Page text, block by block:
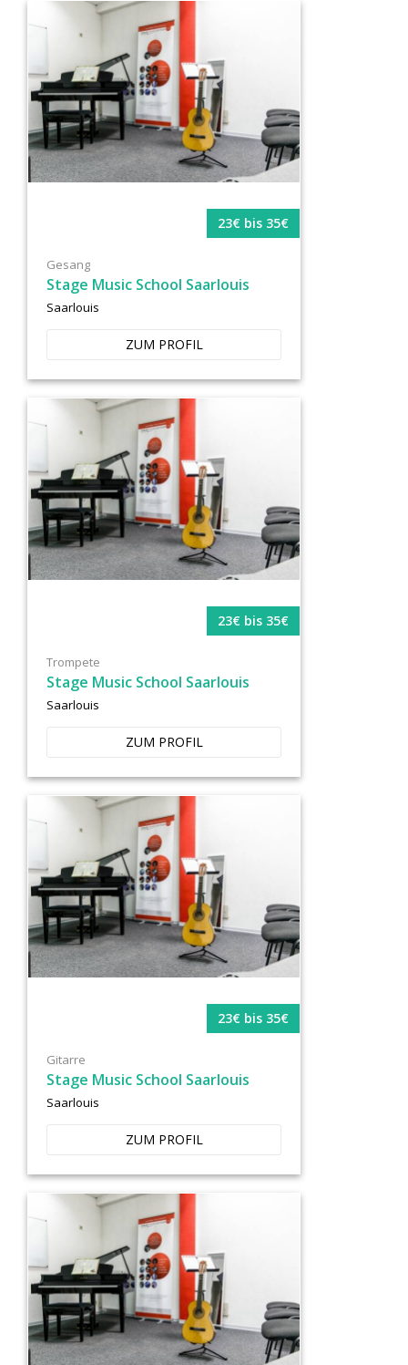
23€ bis 35€
Gesang
Stage Music School Saarlouis
Saarlouis
ZUM PROFIL
23€ bis 35€
Trompete
Stage Music School Saarlouis
Saarlouis
ZUM PROFIL
23€ bis 35€
Gitarre
Stage Music School Saarlouis
Saarlouis
ZUM PROFIL